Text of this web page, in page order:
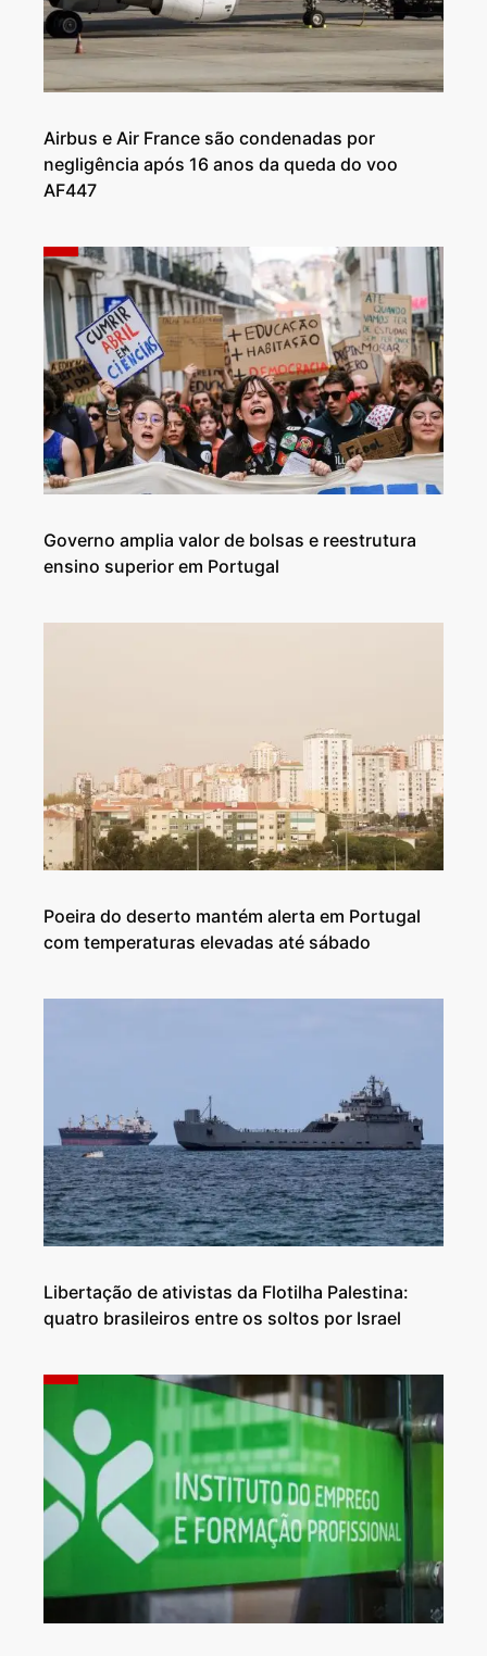
Airbus e Air France são condenadas por
negligência após 16 anos da queda do voo
AF447
Governo amplia valor de bolsas e reestrutura
ensino superior em Portugal
Poeira do deserto mantém alerta em Portugal
com temperaturas elevadas até sábado
Libertação de ativistas da Flotilha Palestina:
quatro brasileiros entre os soltos por Israel